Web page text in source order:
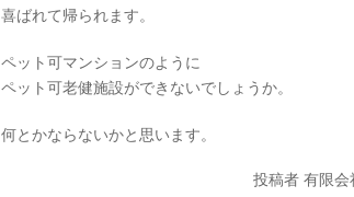
喜ばれて帰られます。
ペット可マンションのように
ペット可老健施設ができないでしょうか。
何とかならないかと思います。
投稿者 有限会